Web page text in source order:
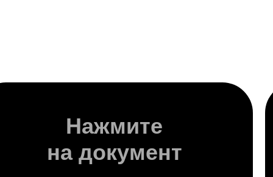
Нажмите
на документ